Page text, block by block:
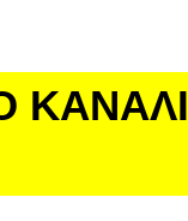
ΚΑΝΑΛΙ